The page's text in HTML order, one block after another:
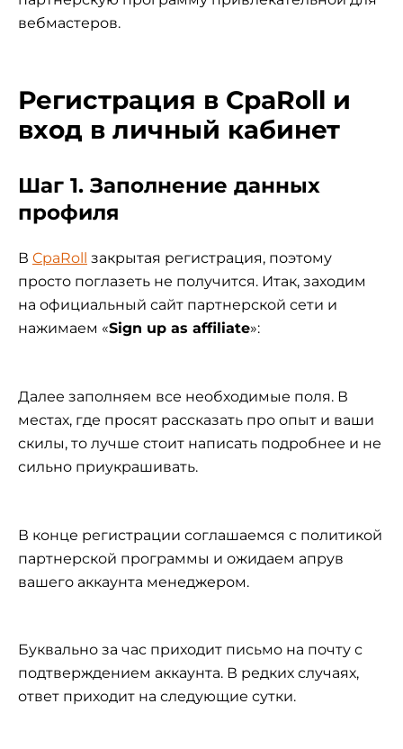
вебмастеров.
Регистрация в CpaRoll и
вход в личный кабинет
Шаг 1. Заполнение данных
профиля
В CpaRoll
закрытая регистрация, поэтому
просто поглазеть не получится. Итак, заходим
на официальный сайт партнерской сети и
нажимаем «Sign up as affiliate»:
Далее заполняем все необходимые поля. В
местах, где просят рассказать про опыт и ваши
скилы, то лучше стоит написать подробнее и не
сильно приукрашивать.
В конце регистрации соглашаемся с политикой
партнерской программы и ожидаем апрув
вашего аккаунта менеджером.
Буквально за час приходит письмо на почту с
подтверждением аккаунта. В редких случаях,
ответ приходит на следующие сутки.